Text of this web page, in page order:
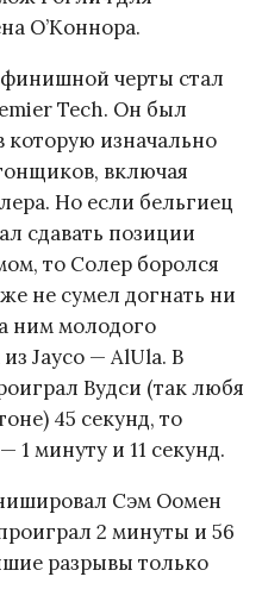
О’Коннора.
черты стал
Tech. Он был
которую изначально
включая
Но если бельгиец
сдавать позиции
то Солер боролся
не сумел догнать ни
ним молодого
Jayco — AlUla. В
Вудси (так любя
45 секунд, то
1 минуту и 11 секунд.
Сэм Оомен
2 минуты и 56
разрывы только